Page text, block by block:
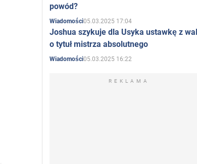
powód?
Wiadomości05.03.2025 17:04
Joshua szykuje dla Usyka ustawkę z
o tytuł mistrza absolutnego
Wiadomości05.03.2025 16:22
REKLAMA